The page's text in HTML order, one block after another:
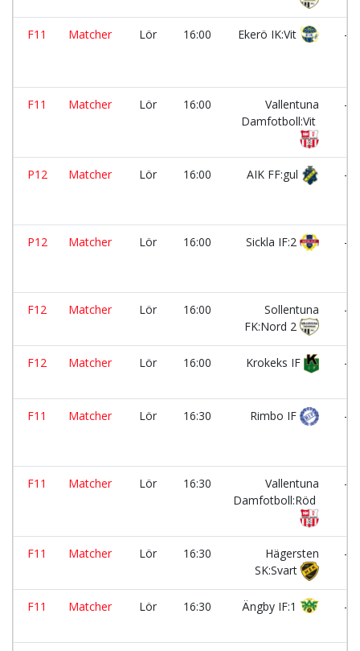
F11 Matcher Lör 16:00 Ekerö IK:Vit -
F11 Matcher Lör 16:00
Vallentuna
Damfotboll:Vit
-
P12 Matcher Lör 16:00 AIK FF:gul -
P12 Matcher Lör 16:00 Sickla IF:2 -
F12 Matcher Lör 16:00
Sollentuna
FK:Nord 2
-
F12 Matcher Lör 16:00 Krokeks IF -
F11 Matcher Lör 16:30 Rimbo IF -
F11 Matcher Lör 16:30
Vallentuna
Damfotboll:Röd
-
F11 Matcher Lör 16:30
Hägersten
SK:Svart
-
F11 Matcher Lör 16:30 Ängby IF:1 -